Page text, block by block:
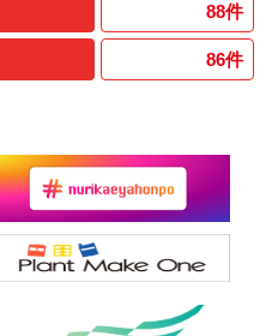
88件
86件